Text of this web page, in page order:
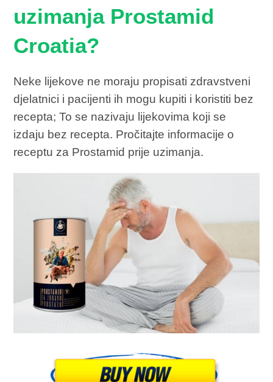
uzimanja Prostamid
Croatia?
Neke lijekove ne moraju propisati zdravstveni
djelatnici i pacijenti ih mogu kupiti i koristiti bez
recepta; To se nazivaju lijekovima koji se
izdaju bez recepta. Pročitajte informacije o
receptu za Prostamid prije uzimanja.